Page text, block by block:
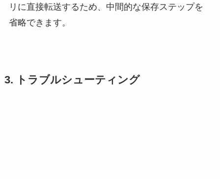
リに直接転送するため、中間的な保存ステップを
省略できます。
3. トラブルシューティング